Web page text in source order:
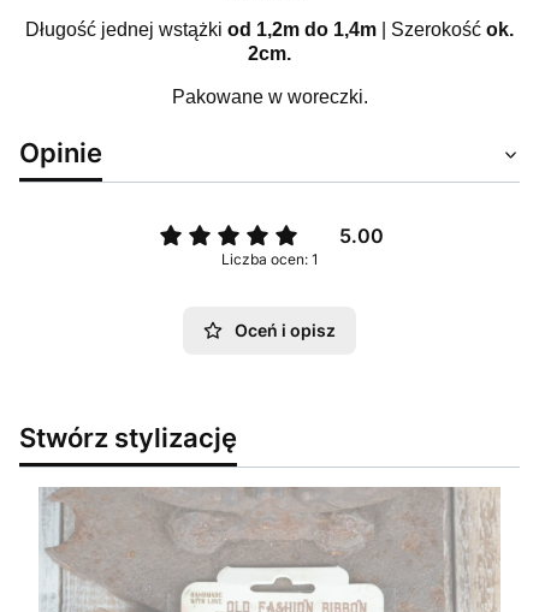
Długość jednej wstążki od 1,2m do 1,4m | Szerokość ok.
2cm.
Pakowane w woreczki.
Opinie
5.00
Liczba ocen: 1
Oceń i opisz
Stwórz stylizację